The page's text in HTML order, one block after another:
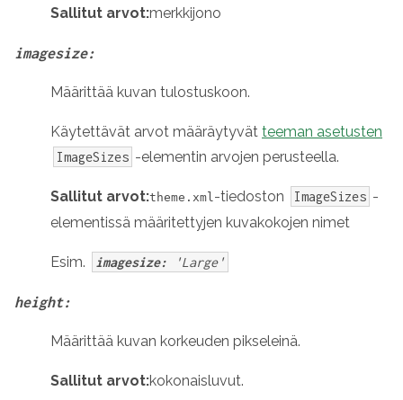
Sallitut arvot:merkkijono
imagesize:
Määrittää kuvan tulostuskoon.
Käytettävät arvot määräytyvät teeman asetusten
ImageSizes -elementin arvojen perusteella.
Sallitut arvot:theme.xml-tiedoston ImageSizes -
elementissä määritettyjen kuvakokojen nimet
Esim. imagesize: 'Large'
height:
Määrittää kuvan korkeuden pikseleinä.
Sallitut arvot:kokonaisluvut.